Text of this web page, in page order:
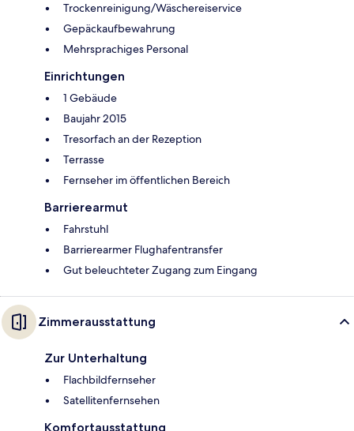
Trockenreinigung/Wäschereiservice
Gepäckaufbewahrung
Mehrsprachiges Personal
Einrichtungen
1 Gebäude
Baujahr 2015
Tresorfach an der Rezeption
Terrasse
Fernseher im öffentlichen Bereich
Barrierearmut
Fahrstuhl
Barrierearmer Flughafentransfer
Gut beleuchteter Zugang zum Eingang
Zimmerausstattung
Zur Unterhaltung
Flachbildfernseher
Satellitenfernsehen
Komfortausstattung